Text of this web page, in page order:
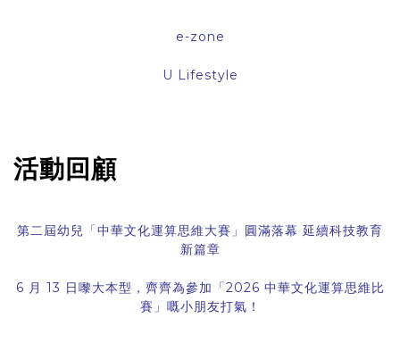
e-zone
U Lifestyle
活動回顧
第二屆幼兒「中華文化運算思維大賽」圓滿落幕 延續科技教育
新篇章
6 月 13 日嚟大本型，齊齊為參加「2026 中華文化運算思維比
賽」嘅小朋友打氣！